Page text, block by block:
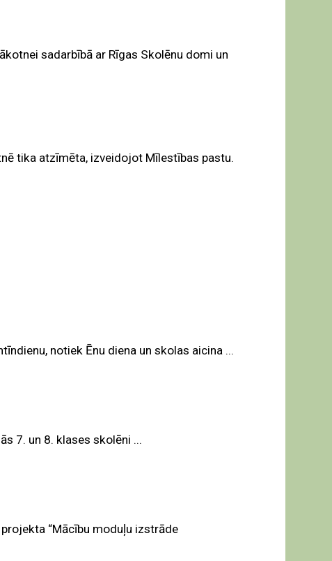
sadarbībā ar Rīgas Skolēnu domi un
tika atzīmēta, izveidojot Mīlestības pastu.
notiek Ēnu diena un skolas aicina ...
7. un 8. klases skolēni ...
“Mācību moduļu izstrāde